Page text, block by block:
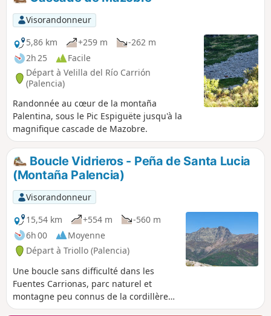
Visorandonneur
5,86 km
+259 m
-262 m
2h 25
Facile
Départ à Velilla del Río Carrión
(Palencia)
Randonnée au cœur de la montaña
Palentina, sous le Pic Espiguëte jusqu'à la
magnifique cascade de Mazobre.
Boucle Vidrieros - Peña de Santa Lucia
(Montaña Palencia)
Visorandonneur
15,54 km
+554 m
-560 m
6h 00
Moyenne
Départ à Triollo (Palencia)
Une boucle sans difficulté dans les
Fuentes Carrionas, parc naturel et
montagne peu connus de la cordillère
cantabrique, au sud des Picos de